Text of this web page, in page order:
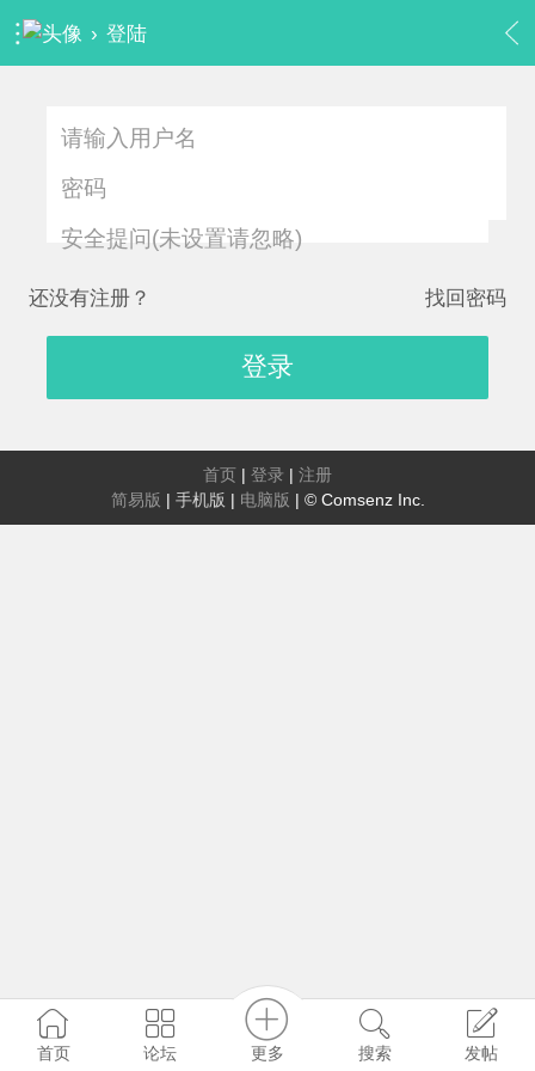
› 登陆
安全提问(未设置请忽略)
还没有注册？ 找回密码
登录
首页 | 登录 | 注册
简易版 | 手机版 | 电脑版 | © Comsenz Inc.
首页 论坛 更多 搜索 发帖